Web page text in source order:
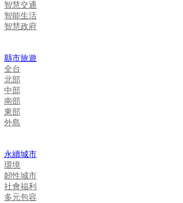
智慧交通
智能生活
智慧政府
縣市旅遊
全台
北部
中部
南部
東部
外島
永續城市
環境
韌性城市
社會福利
多元包容